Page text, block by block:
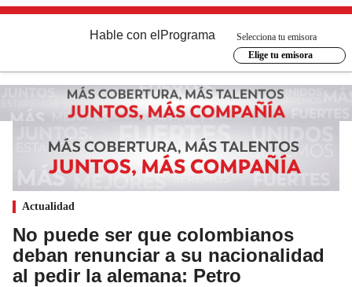
Hable con el Programa
Selecciona tu emisora
Elige tu emisora
Actualidad
No puede ser que colombianos
deban renunciar a su nacionalidad
al pedir la alemana: Petro